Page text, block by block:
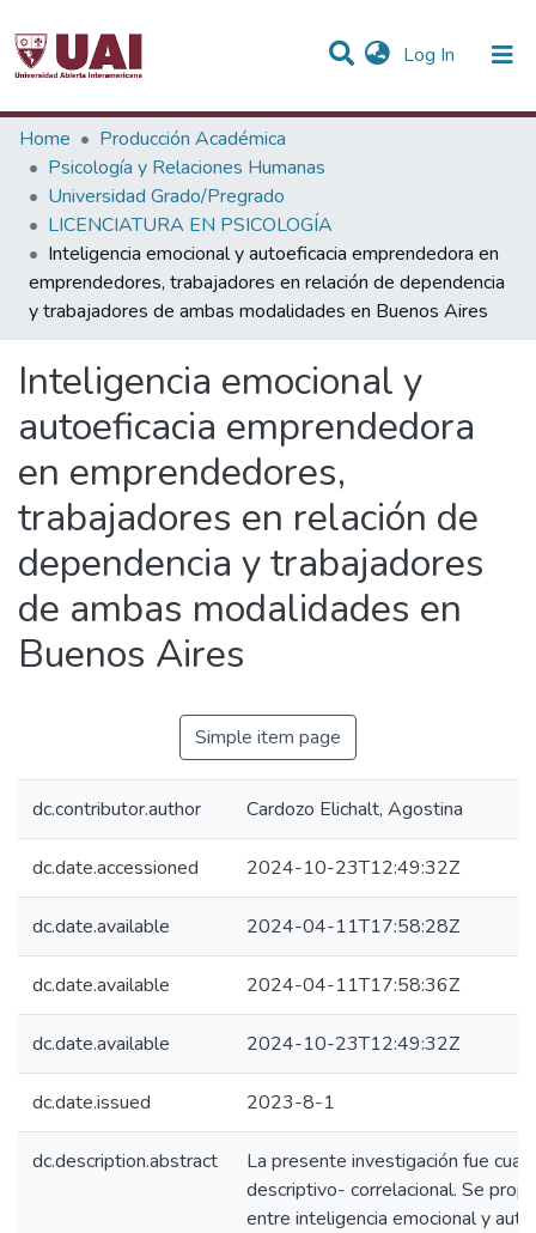
Log In (current)
Statistics
Communities & Collections
All of DSpace
Home
Producción Académica
Psicología y Relaciones Humanas
Universidad Grado/Pregrado
LICENCIATURA EN PSICOLOGÍA
Inteligencia emocional y autoeficacia emprendedora en
emprendedores, trabajadores en relación de dependencia
y trabajadores de ambas modalidades en Buenos Aires
Inteligencia emocional y
autoeficacia emprendedora
en emprendedores,
trabajadores en relación de
dependencia y trabajadores
de ambas modalidades en
Buenos Aires
Simple item page
dc.contributor.author Cardozo Elichalt, Agostina
dc.date.accessioned 2024-10-23T12:49:32Z
dc.date.available 2024-04-11T17:58:28Z
dc.date.available 2024-04-11T17:58:36Z
dc.date.available 2024-10-23T12:49:32Z
dc.date.issued 2023-8-1
dc.description.abstract
La presente investigación fue
descriptivo- correlacional. Se
entre inteligencia emocional y